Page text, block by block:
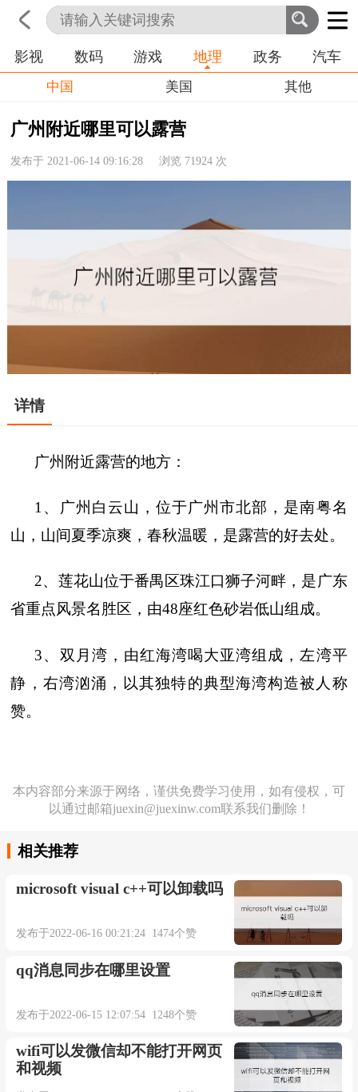
首页 科技 生活 职业
影视 数码 游戏 地理 政务 汽车
中国 美国 其他
广州附近哪里可以露营
发布于 2021-06-14 09:16:28 浏览 71924 次
详情
广州附近露营的地方：
1、广州白云山，位于广州市北部，是南粤名
山，山间夏季凉爽，春秋温暖，是露营的好去处。
2、莲花山位于番禺区珠江口狮子河畔，是广东
省重点风景名胜区，由48座红色砂岩低山组成。
3、双月湾，由红海湾喝大亚湾组成，左湾平
静，右湾汹涌，以其独特的典型海湾构造被人称
赞。
本内容部分来源于网络，谨供免费学习使用，如有侵权，可
以通过邮箱juexin@juexinw.com联系我们删除！
相关推荐
microsoft visual c++可以卸载吗
发布于2022-06-16 00:21:24 1474个赞
qq消息同步在哪里设置
发布于2022-06-15 12:07:54 1248个赞
wifi可以发微信却不能打开网页
和视频